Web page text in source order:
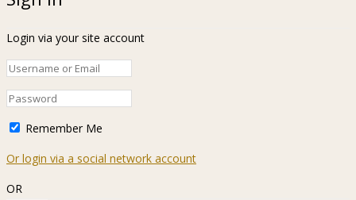
Login via your site account
Remember Me
Or login via a social network account
OR